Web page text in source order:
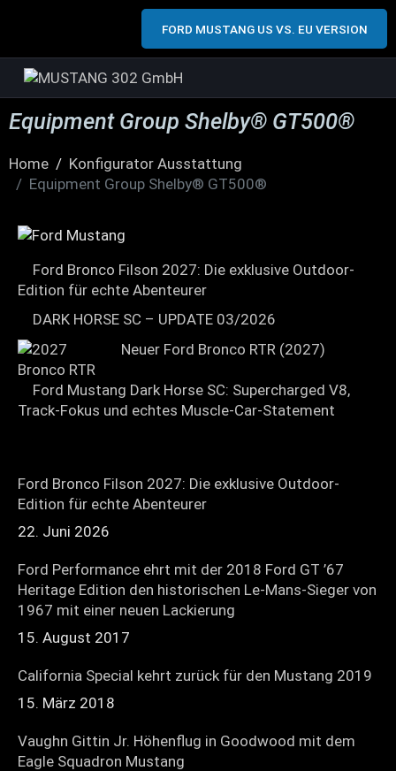
FORD MUSTANG US VS. EU VERSION
Equipment Group Shelby® GT500®
Home
Konfigurator Ausstattung
Equipment Group Shelby® GT500®
Ford Bronco Filson 2027: Die exklusive Outdoor-
Edition für echte Abenteurer
DARK HORSE SC – UPDATE 03/2026
Neuer Ford Bronco RTR (2027)
Ford Mustang Dark Horse SC: Supercharged V8,
Track-Fokus und echtes Muscle-Car-Statement
Ford Bronco Filson 2027: Die exklusive Outdoor-
Edition für echte Abenteurer
22. Juni 2026
Ford Performance ehrt mit der 2018 Ford GT ’67
Heritage Edition den historischen Le-Mans-Sieger von
1967 mit einer neuen Lackierung
15. August 2017
California Special kehrt zurück für den Mustang 2019
15. März 2018
Vaughn Gittin Jr. Höhenflug in Goodwood mit dem
Eagle Squadron Mustang